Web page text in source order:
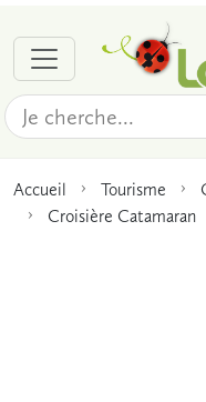
Accueil Tourisme
Croisière Catamaran